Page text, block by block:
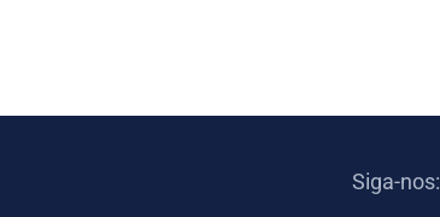
Siga-nos: